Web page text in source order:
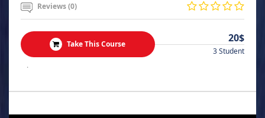
Reviews (0)
Take This Course 20$
3 Student
.